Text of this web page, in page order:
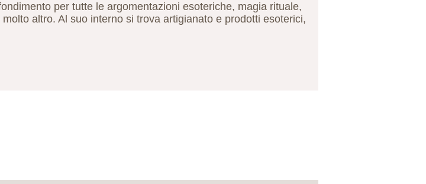
per tutte le argomentazioni esoteriche, magia rituale,
altro. Al suo interno si trova artigianato e prodotti esoterici,